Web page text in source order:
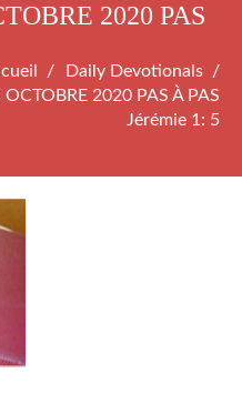
2020 PAS
Daily Devotionals
2020 PAS À PAS
Jérémie 1: 5